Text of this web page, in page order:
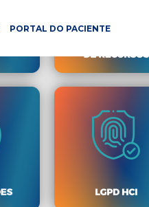
PORTAL DO PACIENTE